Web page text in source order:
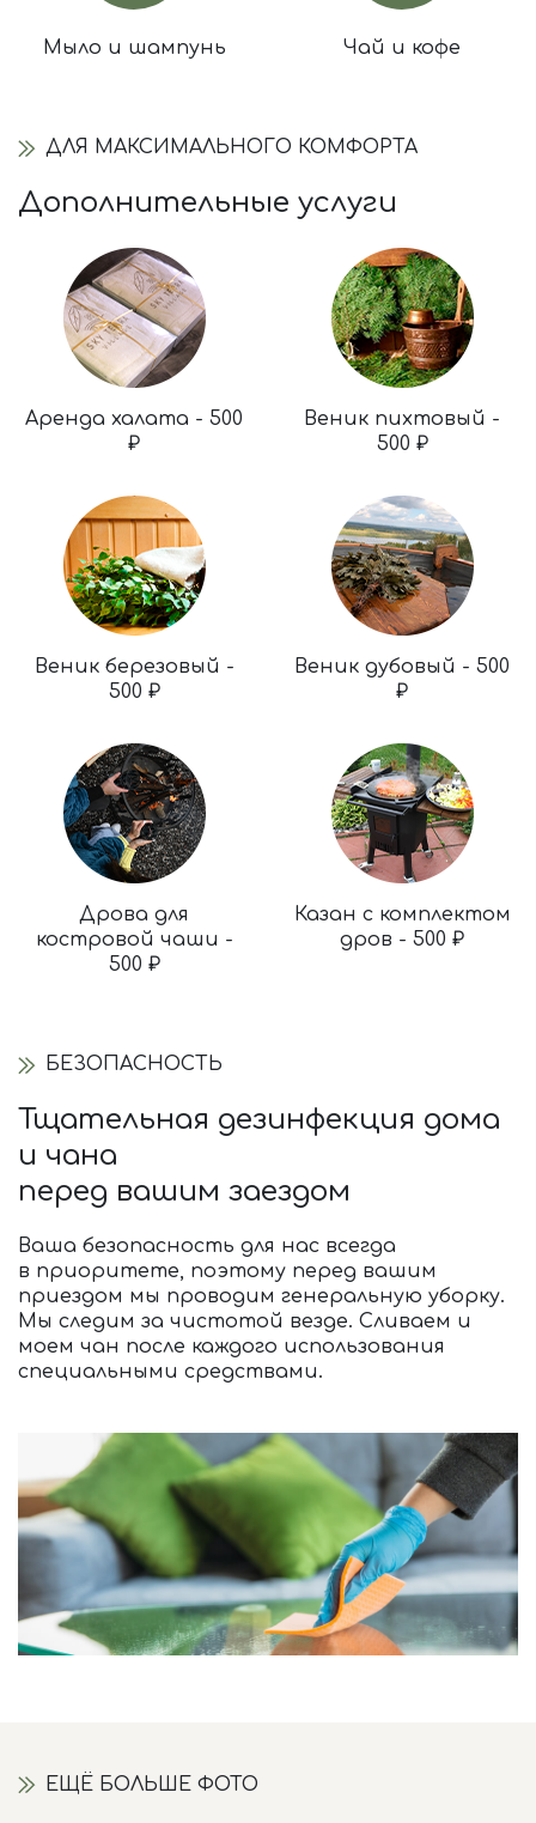
Мыло и шампунь Чай и кофе
ДЛЯ МАКСИМАЛЬНОГО КОМФОРТА
Дополнительные услуги
Аренда халата - 500
₽
Веник пихтовый -
500 ₽
Веник березовый -
500 ₽
Веник дубовый - 500
₽
Дрова для
костровой чаши -
500 ₽
Казан с комплектом
дров - 500 ₽
БЕЗОПАСНОСТЬ
Тщательная дезинфекция дома
и чана
перед вашим заездом
Ваша безопасность для нас всегда
в приоритете, поэтому перед вашим
приездом мы проводим генеральную уборку.
Мы следим за чистотой везде. Сливаем и
моем чан после каждого использования
специальными средствами.
ЕЩЁ БОЛЬШЕ ФОТО